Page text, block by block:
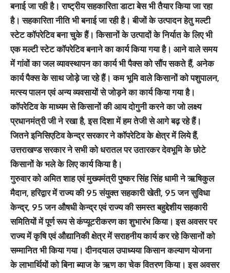
बनाई जा रही है। राष्ट्रीय सहकारिता डाटा बेस भी तैयार किया जा रहा
है। सहकारिता नीति भी बनाई जा रही है। बीजों के उत्पादन हेतु मल्टी
स्टेट कॉपरेटिव बना चुके हैं। किसानों के उत्पादों के निर्यात के लिए भी
एक मल्टी स्टेट कॉपरेटिव बनाने का कार्य किया गया है। आने वाले समय
में गांवों का जल व्यावस्थापन का कार्य भी पैक्स को सौंप सकते हैं, अनेक
कार्य पैक्स के साथ जोड़े जा रहे हैं। कम भूमि वाले किसानों को पशुपालन,
मत्स्य पालन एवं अन्य व्यवसायों से जोड़ने का कार्य किया गया है।
कॉपरेटिव के माध्यम से किसानों की आय दोगुनी करने का जो लक्ष्य
प्रधानमंत्री जी ने रखा है, इस दिशा में हम तेजी से आगे बढ़ रहे हैं।
जितने इनिसिएटिव केन्द्र सरकार ने कॉपरेटिव के क्षेत्र में लिये हैं,
उत्तराखण्ड सरकार ने सभी को धरातल पर उतारकर देवभूमि के छोटे
किसानों के भले के लिए कार्य किया है।
गुरुवार को अमित शाह एवं मुख्यमंत्री पुष्‍कर सिंह सिंह धामी ने ऋषिकुल
मैदान, हरिद्वार में राज्य की 95 संयुक्त सहकारी खेती, 95 जन सुविधा
केन्द्र, 95 जन औषधी केन्द्र एवं राज्य की समस्त बहुद्देशीय सहकारी
समितियों में पूर्ण रूप से कंप्यूटरीकरण का शुभारंभ किया। इस अवसर पर
राज्य में कृषि एवं औद्यानिकी क्षेत्र में सराहनीय कार्य कर रहे किसानों को
सम्मानित भी किया गया। दीनदयाल उपाध्यया किसान कल्याण योजना
के लाभार्थियों को बिना ब्याज के ऋण का चेक वितरण किया। इस अवसर